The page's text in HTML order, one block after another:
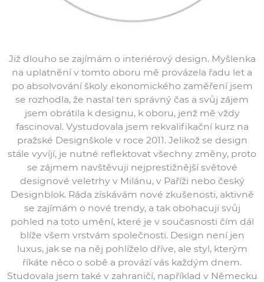
Již dlouho se zajímám o interiérový design. Myšlenka
na uplatnění v tomto oboru mě provázela řadu let a
po absolvování školy ekonomického zaměření jsem
se rozhodla, že nastal ten správný čas a svůj zájem
jsem obrátila k designu, k oboru, jenž mě vždy
fascinoval. Vystudovala jsem rekvalifikační kurz na
pražské Designškole v roce 2011. Jelikož se design
stále vyvíjí, je nutné reflektovat všechny změny, proto
se zájmem navštěvuji nejprestižnější světové
designové veletrhy v Milánu, v Paříži nebo český
Designblok. Ráda získávám nové zkušenosti, aktivně
se zajímám o nové trendy, a tak obohacuji svůj
pohled na toto umění, které je v současnosti čím dál
blíže všem vrstvám společnosti. Design není jen
luxus, jak se na něj pohlíželo dříve, ale styl, kterým
říkáte něco o sobě a provází vás každým dnem.
Studovala jsem také v zahraničí, například v Německu